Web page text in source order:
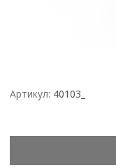
Артикул: 40103_